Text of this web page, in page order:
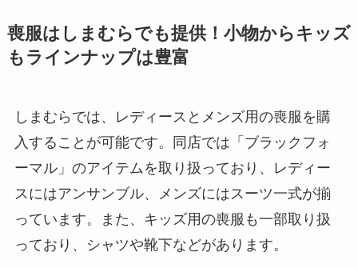
喪服はしまむらでも提供！小物からキッズ
もラインナップは豊富
しまむらでは、レディースとメンズ用の喪服を購
入することが可能です。同店では「ブラックフォ
ーマル」のアイテムを取り扱っており、レディー
スにはアンサンブル、メンズにはスーツ一式が揃
っています。また、キッズ用の喪服も一部取り扱
っており、シャツや靴下などがあります。